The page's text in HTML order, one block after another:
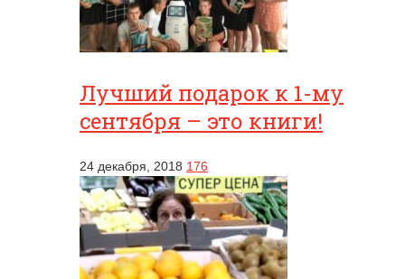
Лучший подарок к 1-му
сентября – это книги!
24 декабря, 2018 176